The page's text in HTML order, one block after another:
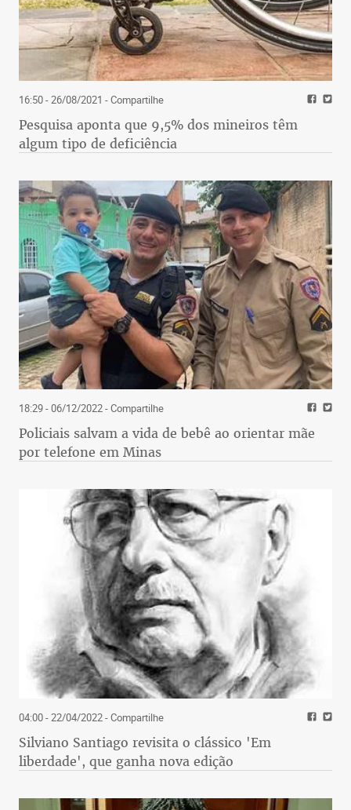
16:50 - 26/08/2021 - Compartilhe
Pesquisa aponta que 9,5% dos mineiros têm
algum tipo de deficiência
18:29 - 06/12/2022- Compartilhe
Policiais salvam a vida de bebê ao orientar mãe
por telefone em Minas
04:00 - 22/04/2022- Compartilhe
Silviano Santiago revisita o clássico 'Em
liberdade', que ganha nova edição